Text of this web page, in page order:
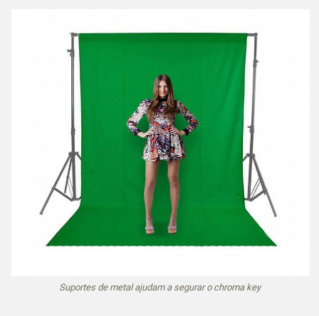
Suportes de metal ajudam a segurar o chroma key